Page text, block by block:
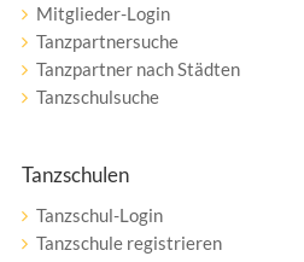
Mitglieder-Login
Tanzpartnersuche
Tanzpartner nach Städten
Tanzschulsuche
Tanzschulen
Tanzschul-Login
Tanzschule registrieren